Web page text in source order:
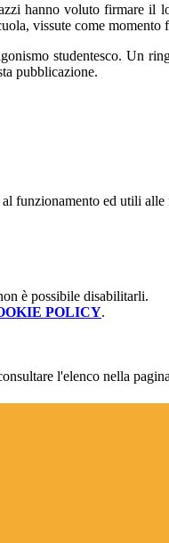
hanno voluto firmare il
vissute come momento
studentesco. Un
pubblicazione.
funzionamento ed utili
è possibile disabilitarli.
POLICY.
l'elenco nella